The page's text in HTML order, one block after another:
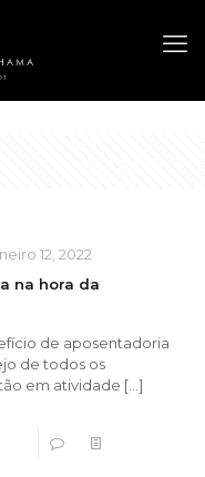
12, 2022
na hora da
de aposentadoria
de todos os
em atividade […]